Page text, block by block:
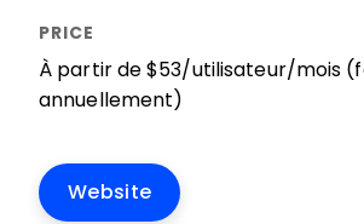
À partir de $53/utilisateur/mois
annuellement)
Website